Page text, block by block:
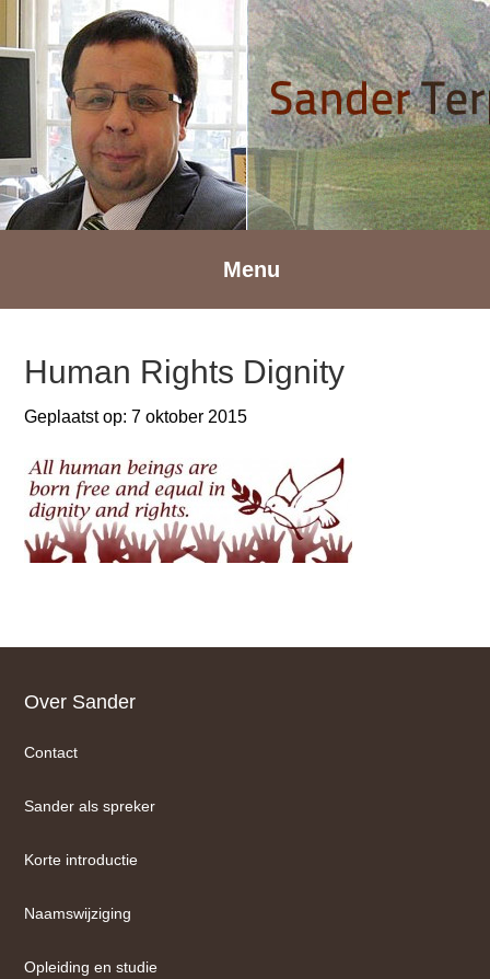
Spring
naar
hoofdnavigatie
naar
hoofd
inhoud
Spring
naar
voettekst
Menu
Human Rights Dignity
Geplaatst op:7 oktober 2015
Footer
Over Sander
Contact
Sander als spreker
Korte introductie
Naamswijziging
Opleiding en studie